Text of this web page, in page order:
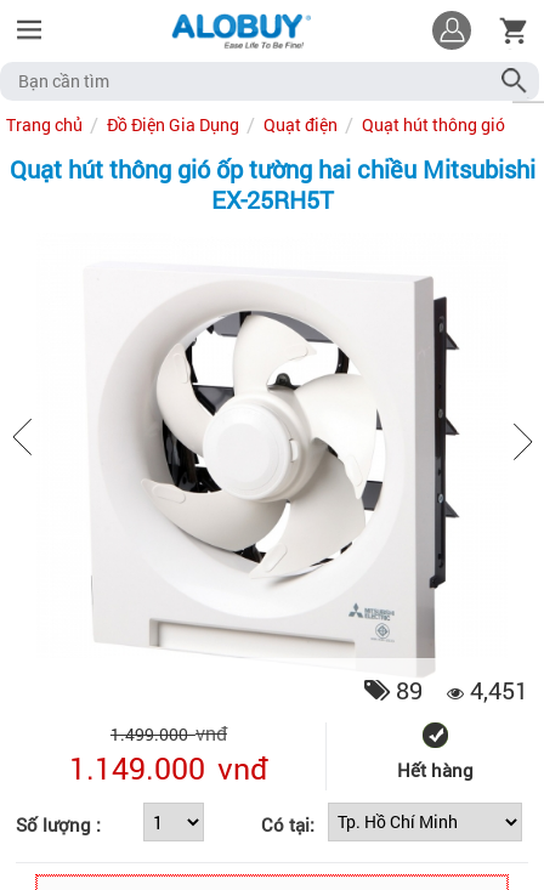
Trang chủ Đồ Điện Gia Dụng Quạt điện Quạt hút thông gió
Quạt hút thông gió ốp tường hai chiều Mitsubishi
EX-25RH5T
89 4,451
1.499.000vnđ
1.149.000 vnđ Hết hàng
Số lượng : Có tại: